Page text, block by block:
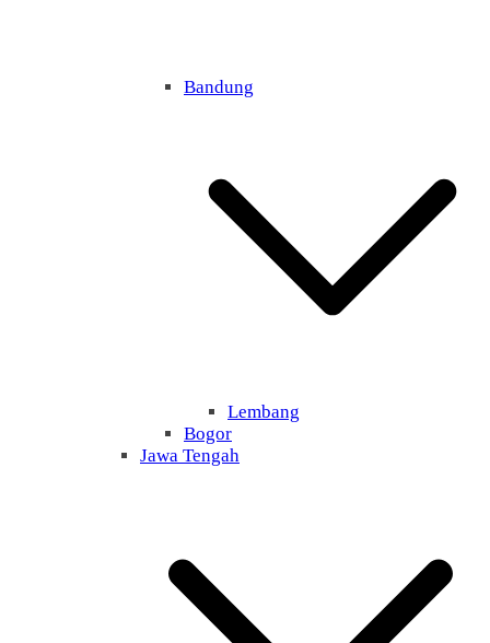
Bandung
Lembang
Bogor
Jawa Tengah